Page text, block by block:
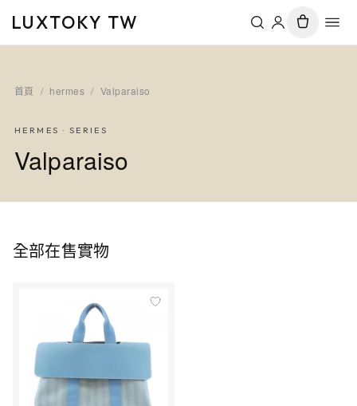
LUXTOKY TW
首頁 / hermes / Valparaiso
HERMES · SERIES
Valparaiso
全部在售實物